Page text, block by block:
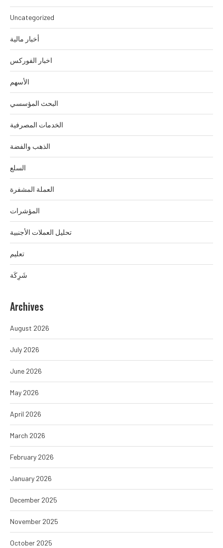
Uncategorized
أخبار مالية
اخبار الفوركس
الأسهم
البحث المؤسسي
الخدمات المصرفية
الذهب والفضة
السلع
العملة المشفرة
المؤشرات
تحليل العملات الأجنبية
تعليم
شَرِكَة
Archives
August 2026
July 2026
June 2026
May 2026
April 2026
March 2026
February 2026
January 2026
December 2025
November 2025
October 2025